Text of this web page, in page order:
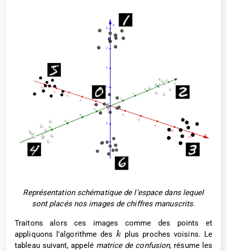
Représentation schématique de l’espace dans lequel
sont placés nos images de chiffres manuscrits.
Traitons alors ces images comme des points et
appliquons l'algorithme des k plus proches voisins. Le
tableau suivant, appelé matrice de confusion, résume les